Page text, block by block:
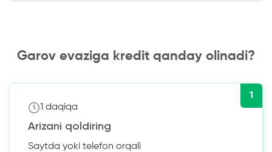
Garov evaziga kredit qanday olinadi?
1
1 daqiqa
Arizani qoldiring
Saytda yoki telefon orqali